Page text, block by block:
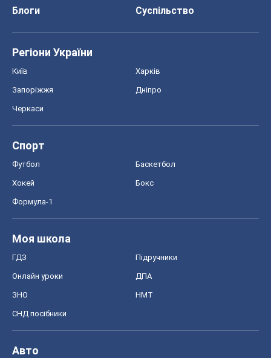
Блоги
Суспільство
Регіони України
Київ Харків
Запоріжжя Дніпро
Черкаси
Спорт
Футбол Баскетбол
Хокей Бокс
Формула-1
Моя школа
ГДЗ Підручники
Онлайн уроки ДПА
ЗНО НМТ
СНД посібники
Авто